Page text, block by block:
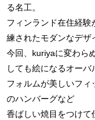
る名工。
フィンランド在住経
練されたモダンなデザ
今回、kuriyaに変わら
しても絵になるオーバ
フォルムが美しいフィ
のハンバーグなど
香ばしい焼目をつけて